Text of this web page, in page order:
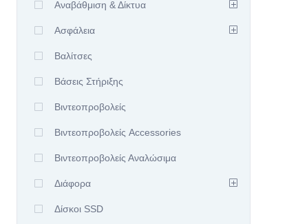
Αναβάθμιση & Δίκτυα
Ασφάλεια
Βαλίτσες
Βάσεις Στήριξης
Βιντεοπροβολείς
Βιντεοπροβολείς Accessories
Βιντεοπροβολείς Αναλώσιμα
Διάφορα
Δίσκοι SSD